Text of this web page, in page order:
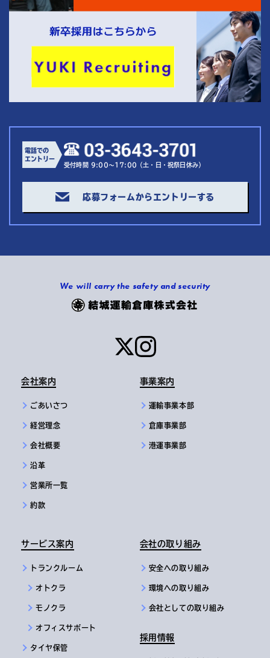
電話での
エントリー
受付時間 9:00～17:00（土・日・祝祭日休み）
応募フォームからエントリーする
We will carry the safety and security
会社案内
ごあいさつ
経営理念
会社概要
沿革
営業所一覧
約款
事業案内
運輸事業本部
倉庫事業部
港運事業部
サービス案内
トランクルーム
オトクラ
モノクラ
オフィスサポート
タイヤ保管
会社の取り組み
安全への取り組み
環境への取り組み
会社としての取り組み
採用情報